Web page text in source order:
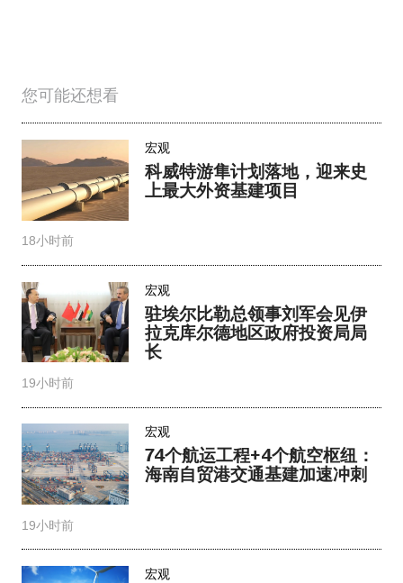
您可能还想看
宏观
科威特游隼计划落地，迎来史
上最大外资基建项目
18小时前
宏观
驻埃尔比勒总领事刘军会见伊
拉克库尔德地区政府投资局局
长
19小时前
宏观
74个航运工程+4个航空枢纽：
海南自贸港交通基建加速冲刺
19小时前
宏观